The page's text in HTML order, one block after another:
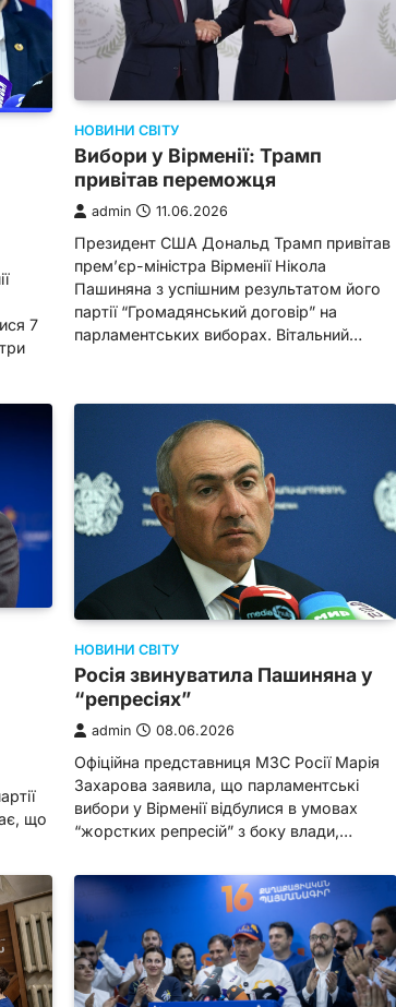
7
НОВИНИ СВІТУ
Вибори у Вірменії: Трамп
привітав переможця
admin 11.06.2026
Президент США Дональд Трамп привітав
прем’єр-міністра Вірменії Нікола
Пашиняна з успішним результатом його
партії “Громадянський договір” на
парламентських виборах. Вітальний…
що
НОВИНИ СВІТУ
Росія звинуватила Пашиняна у
“репресіях”
admin 08.06.2026
Офіційна представниця МЗС Росії Марія
Захарова заявила, що парламентські
вибори у Вірменії відбулися в умовах
“жорстких репресій” з боку влади,…